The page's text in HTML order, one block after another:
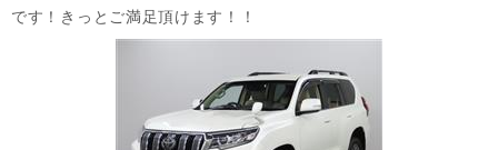
です！きっとご満足頂けます！！